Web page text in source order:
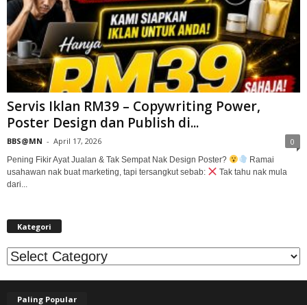
Servis Iklan RM39 – Copywriting Power,
Poster Design dan Publish di...
BBS@MN - April 17, 2026 0
Pening Fikir Ayat Jualan & Tak Sempat Nak Design Poster?
Ramai
usahawan nak buat marketing, tapi tersangkut sebab:
Tak tahu nak mula
dari...
Kategori
Kategori
Paling Popular